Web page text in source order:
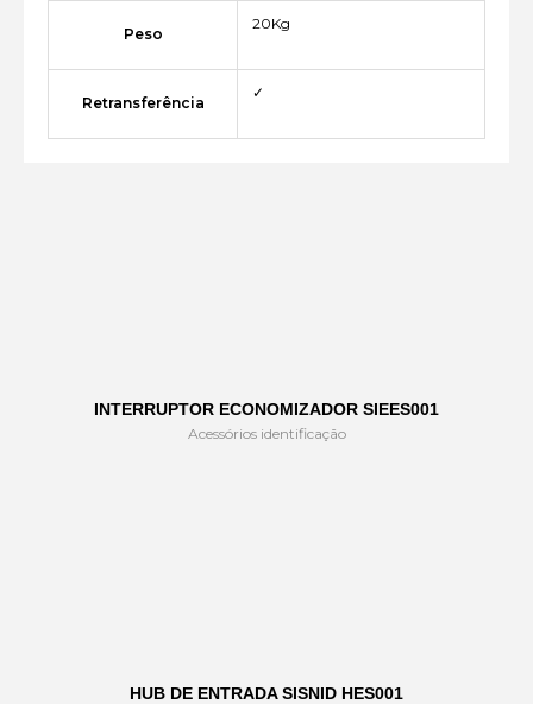
Peso
20Kg
Retransferência
✓
INTERRUPTOR ECONOMIZADOR SIEES001
Acessórios identificação
HUB DE ENTRADA SISNID HES001